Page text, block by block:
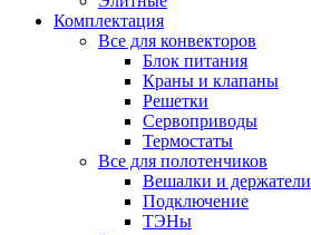
Комплектация
Все для конвекторов
Блок питания
Краны и клапаны
Решетки
Сервоприводы
Термостаты
Все для полотенчиков
Вешалки и держатели
Подключение
ТЭНы